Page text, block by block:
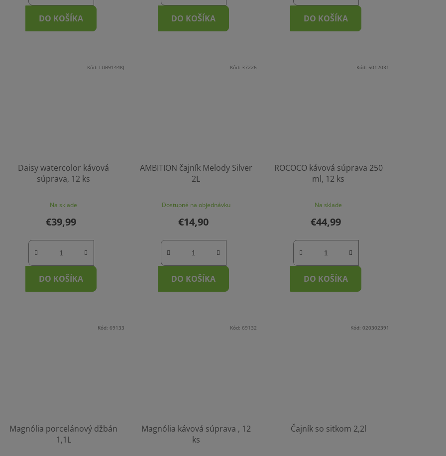
DO KOŠÍKA DO KOŠÍKA DO KOŠÍKA
Daisy watercolor kávová
súprava, 12 ks
Na sklade
€39,99
DO KOŠÍKA
Kód: LUB9144KJ
AMBITION čajník Melody Silver
2L
Dostupné na objednávku
€14,90
DO KOŠÍKA
Kód: 37226
ROCOCO kávová súprava 250
ml, 12 ks
Na sklade
€44,99
DO KOŠÍKA
Kód: 5012031
Magnólia porcelánový džbán
1,1L
Kód: 69133
Magnólia kávová súprava , 12
ks
Kód: 69132
Čajník so sitkom 2,2l
Kód: 020302391